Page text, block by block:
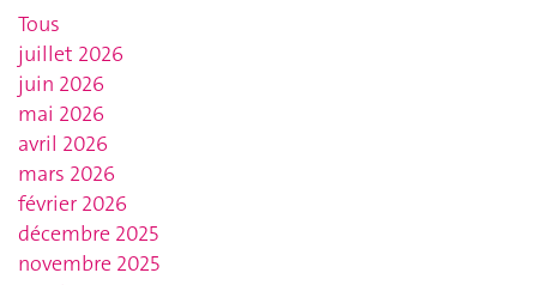
Tous
juillet 2026
juin 2026
mai 2026
avril 2026
mars 2026
février 2026
décembre 2025
novembre 2025